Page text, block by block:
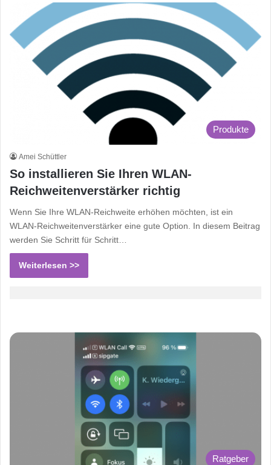
Produkte
Amei Schüttler
So installieren Sie Ihren WLAN-
Reichweitenverstärker richtig
Wenn Sie Ihre WLAN-Reichweite erhöhen möchten, ist ein
WLAN-Reichweitenverstärker eine gute Option. In diesem Beitrag
werden Sie Schritt für Schritt…
Weiterlesen >>
Ratgeber